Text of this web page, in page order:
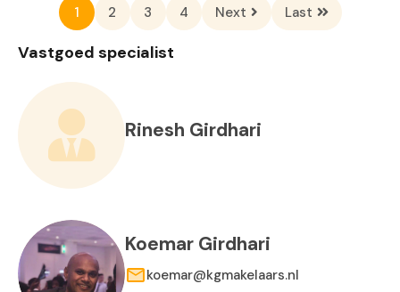
1 2 3 4 Next Last
Vastgoed specialist
Rinesh Girdhari
Koemar Girdhari
koemar@kgmakelaars.nl